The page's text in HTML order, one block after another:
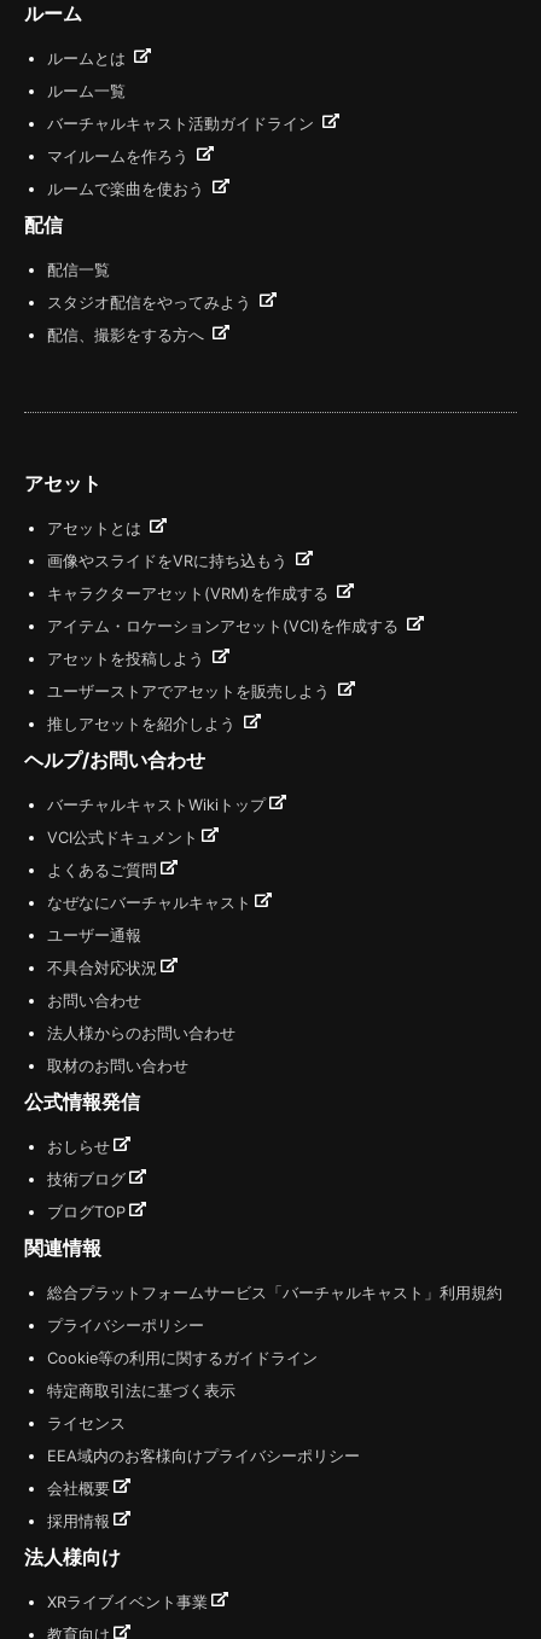
ルーム
ルームとは
ルーム一覧
バーチャルキャスト活動ガイドライン
マイルームを作ろう
ルームで楽曲を使おう
配信
配信一覧
スタジオ配信をやってみよう
配信、撮影をする方へ
アセット
アセットとは
画像やスライドをVRに持ち込もう
キャラクターアセット(VRM)を作成する
アイテム・ロケーションアセット(VCI)を作成する
アセットを投稿しよう
ユーザーストアでアセットを販売しよう
推しアセットを紹介しよう
ヘルプ/お問い合わせ
バーチャルキャストWikiトップ
VCI公式ドキュメント
よくあるご質問
なぜなにバーチャルキャスト
ユーザー通報
不具合対応状況
お問い合わせ
法人様からのお問い合わせ
取材のお問い合わせ
公式情報発信
おしらせ
技術ブログ
ブログTOP
関連情報
総合プラットフォームサービス「バーチャルキャスト」利用規約
プライバシーポリシー
Cookie等の利用に関するガイドライン
特定商取引法に基づく表示
ライセンス
EEA域内のお客様向けプライバシーポリシー
会社概要
採用情報
法人様向け
XRライブイベント事業
教育向け